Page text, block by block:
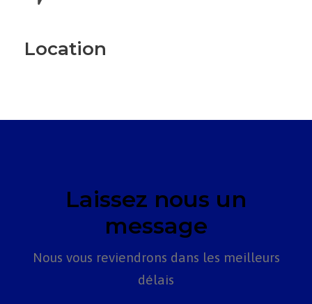
Location
Laissez nous un
message
Nous vous reviendrons dans les meilleurs
délais